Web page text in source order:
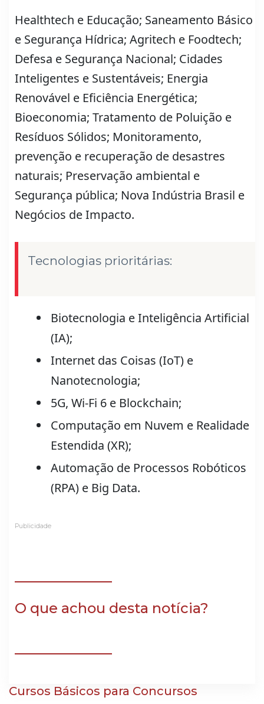
Healthtech e Educação; Saneamento Básico
e Segurança Hídrica; Agritech e Foodtech;
Defesa e Segurança Nacional; Cidades
Inteligentes e Sustentáveis; Energia
Renovável e Eficiência Energética;
Bioeconomia; Tratamento de Poluição e
Resíduos Sólidos; Monitoramento,
prevenção e recuperação de desastres
naturais; Preservação ambiental e
Segurança pública; Nova Indústria Brasil e
Negócios de Impacto.
Tecnologias prioritárias:
Biotecnologia e Inteligência Artificial
(IA);
Internet das Coisas (IoT) e
Nanotecnologia;
5G, Wi-Fi 6 e Blockchain;
Computação em Nuvem e Realidade
Estendida (XR);
Automação de Processos Robóticos
(RPA) e Big Data.
Publicidade
O que achou desta notícia?
Cursos Básicos para Concursos